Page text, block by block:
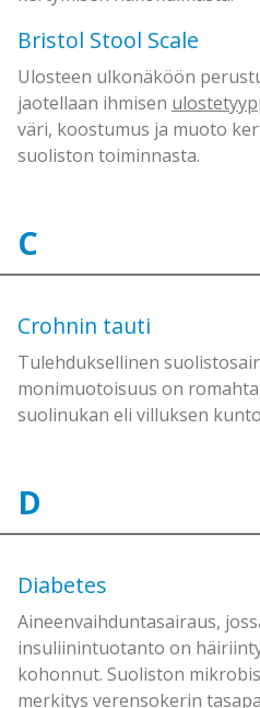
Bristol Stool Scale
Ulosteen ulkonäköön
jaotellaan ihmisen
väri, koostumus ja muoto
suoliston toiminnasta.
C
Crohnin tauti
Tulehduksellinen
monimuotoisuus on
suolinukan eli villuksen
D
Diabetes
Aineenvaihduntasairaus,
insuliinintuotanto on
kohonnut. Suoliston
merkitys verensokerin